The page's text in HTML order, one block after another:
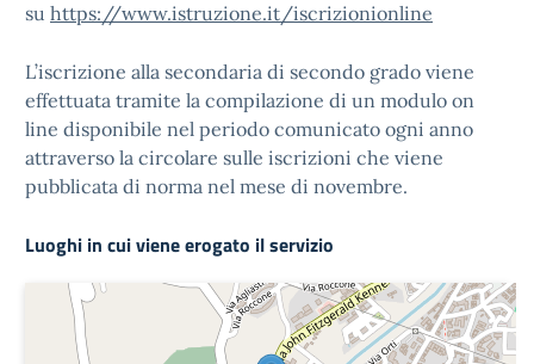
su https://www.istruzione.it/iscrizionionline
L’iscrizione alla secondaria di secondo grado viene
effettuata tramite la compilazione di un modulo on
line disponibile nel periodo comunicato ogni anno
attraverso la circolare sulle iscrizioni che viene
pubblicata di norma nel mese di novembre.
Luoghi in cui viene erogato il servizio